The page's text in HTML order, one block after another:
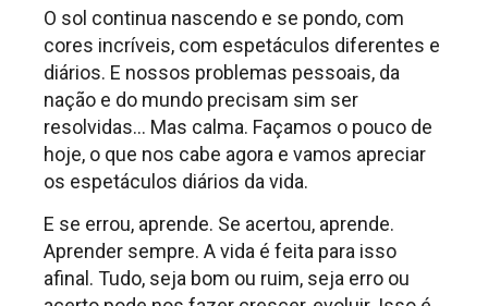
O sol continua nascendo e se pondo, com
cores incríveis, com espetáculos diferentes e
diários. E nossos problemas pessoais, da
nação e do mundo precisam sim ser
resolvidas… Mas calma. Façamos o pouco de
hoje, o que nos cabe agora e vamos apreciar
os espetáculos diários da vida.
E se errou, aprende. Se acertou, aprende.
Aprender sempre. A vida é feita para isso
afinal. Tudo, seja bom ou ruim, seja erro ou